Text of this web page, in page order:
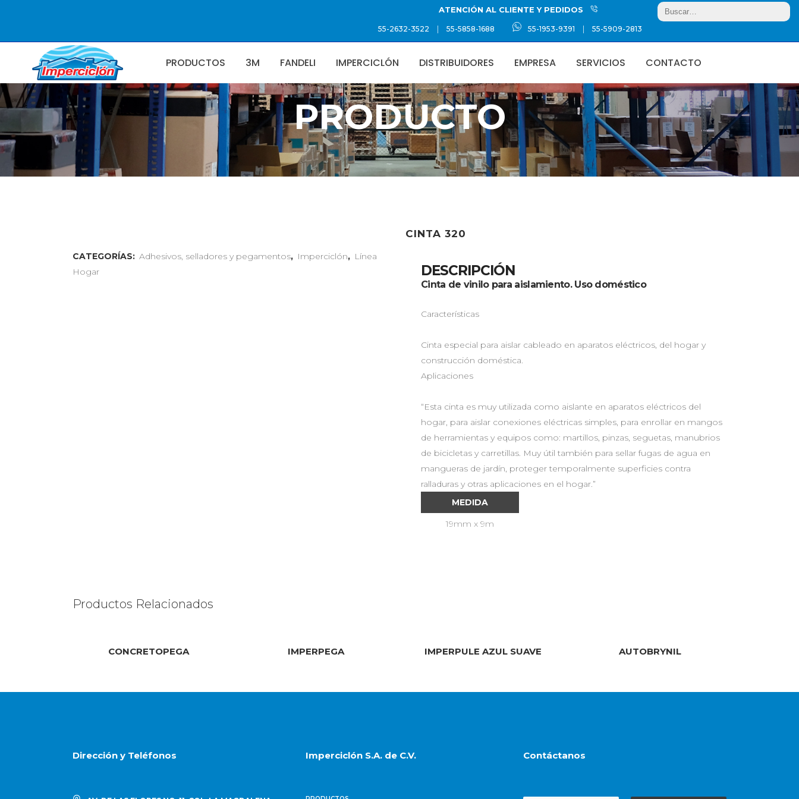
ATENCIÓN AL CLIENTE Y PEDIDOS
55-2632-3522 | 55-5858-1688 55-1953-9391 | 55-5909-2813
PRODUCTOS 3M FANDELI IMPERCICLÓN DISTRIBUIDORES EMPRESA SERVICIOS CONTACTO
PRODUCTO
CINTA 320
DESCRIPCIÓN
Cinta de vinilo para aislamiento. Uso doméstico
Características
Cinta especial para aislar cableado en aparatos eléctricos, del hogar y
construcción doméstica.
Aplicaciones
“Esta cinta es muy utilizada como aislante en aparatos eléctricos del
hogar, para aislar conexiones eléctricas simples, para enrollar en mangos
de herramientas y equipos como: martillos, pinzas, seguetas, manubrios
de bicicletas y carretillas. Muy útil también para sellar fugas de agua en
mangueras de jardín, proteger temporalmente superficies contra
ralladuras y otras aplicaciones en el hogar.”
MEDIDA
19mm x 9m
CATEGORÍAS: Adhesivos, selladores y pegamentos, Imperciclón, Línea
Hogar
Productos Relacionados
CONCRETOPEGA IMPERPEGA IMPERPULE AZUL SUAVE AUTOBRYNIL
Dirección y Teléfonos Imperciclón S.A. de C.V. Contáctanos